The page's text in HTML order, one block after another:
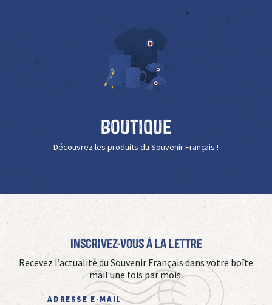
Boutique
Découvrez les produits du Souvenir Français !
Inscrivez-vous à La Lettre
Recevez l’actualité du Souvenir Français dans votre boîte
mail une fois par mois.
ADRESSE E-MAIL